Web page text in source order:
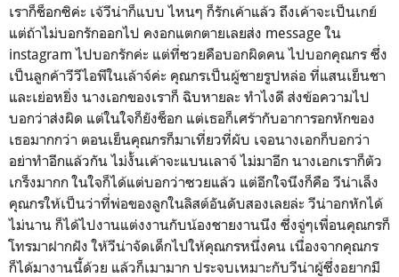
เราก็ช็อกซิค่ะ เจ้วีน่าก็แบบ ไหนๆ ก็รักเค้าแล้ว ถึงเค้าจะเป็นเกย์
แต่ถ้าไม่บอกรักออกไป คงอกแตกตายเลยส่ง message ใน
instagram ไปบอกรักค่ะ แต่ที่ซวยคือบอกผิดคน ไปบอกคุณกร ซึ่ง
เป็นลูกค้าวีวีไอพีในเล้าจ์ค่ะ คุณกรเป็นผู้ชายรูปหล่อ ที่แสนเย็นชา
และเย่อหยิ่ง นางเอกของเราก็ ฉิบหายละ ทำไงดี ส่งข้อความไป
บอกว่าส่งผิด แต่ในใจก็ยังช็อก แต่เธอก็เศร้ากับอาการอกหักของ
เธอมากกว่า ตอนเย็นคุณกรก็มาเที่ยวที่ผับ เจอนางเอกก็บอกว่า
อย่าทำอีกแล้วกัน ไม่งั้นเค้าจะแบนเลาจ์ ไม่มาอีก นางเอกเราก็ตัว
เกร็งมากก ในใจก็ได้แต่บอกว่าซวยแล้ว แต่อีกใจนึงก็คือ วีน่าเล็ง
คุณกรให้เป็นว่าที่พ่อของลูกในลิสต์อันดับสองเลยล่ะ วีน่าอกหักได้
ไม่นาน ก็ได้ไปงานแต่งงานกับน้องชายงานนึง ซึ่งจู่ๆเพื่อนคุณกรก็
โทรมาฝากฝัง ให้วีน่าจัดเด็กไปให้คุณกรหนึ่งคน เนื่องจากคุณกร
ก็ได้มางานนี้ด้วย แล้วก็เมามาก ประจบเหมาะกับวีน่าผู้ซึ่งอยากมี